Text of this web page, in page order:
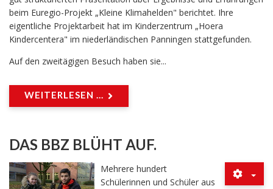
beim Euregio-Projekt „Kleine Klimahelden" berichtet. Ihre
eigentliche Projektarbeit hat im Kinderzentrum „Hoera
Kindercentera" im niederländischen Panningen stattgefunden.
Auf den zweitägigen Besuch haben sie...
WEITERLESEN ...
DAS BBZ BLÜHT AUF.
Mehrere hundert
Schülerinnen und Schüler aus